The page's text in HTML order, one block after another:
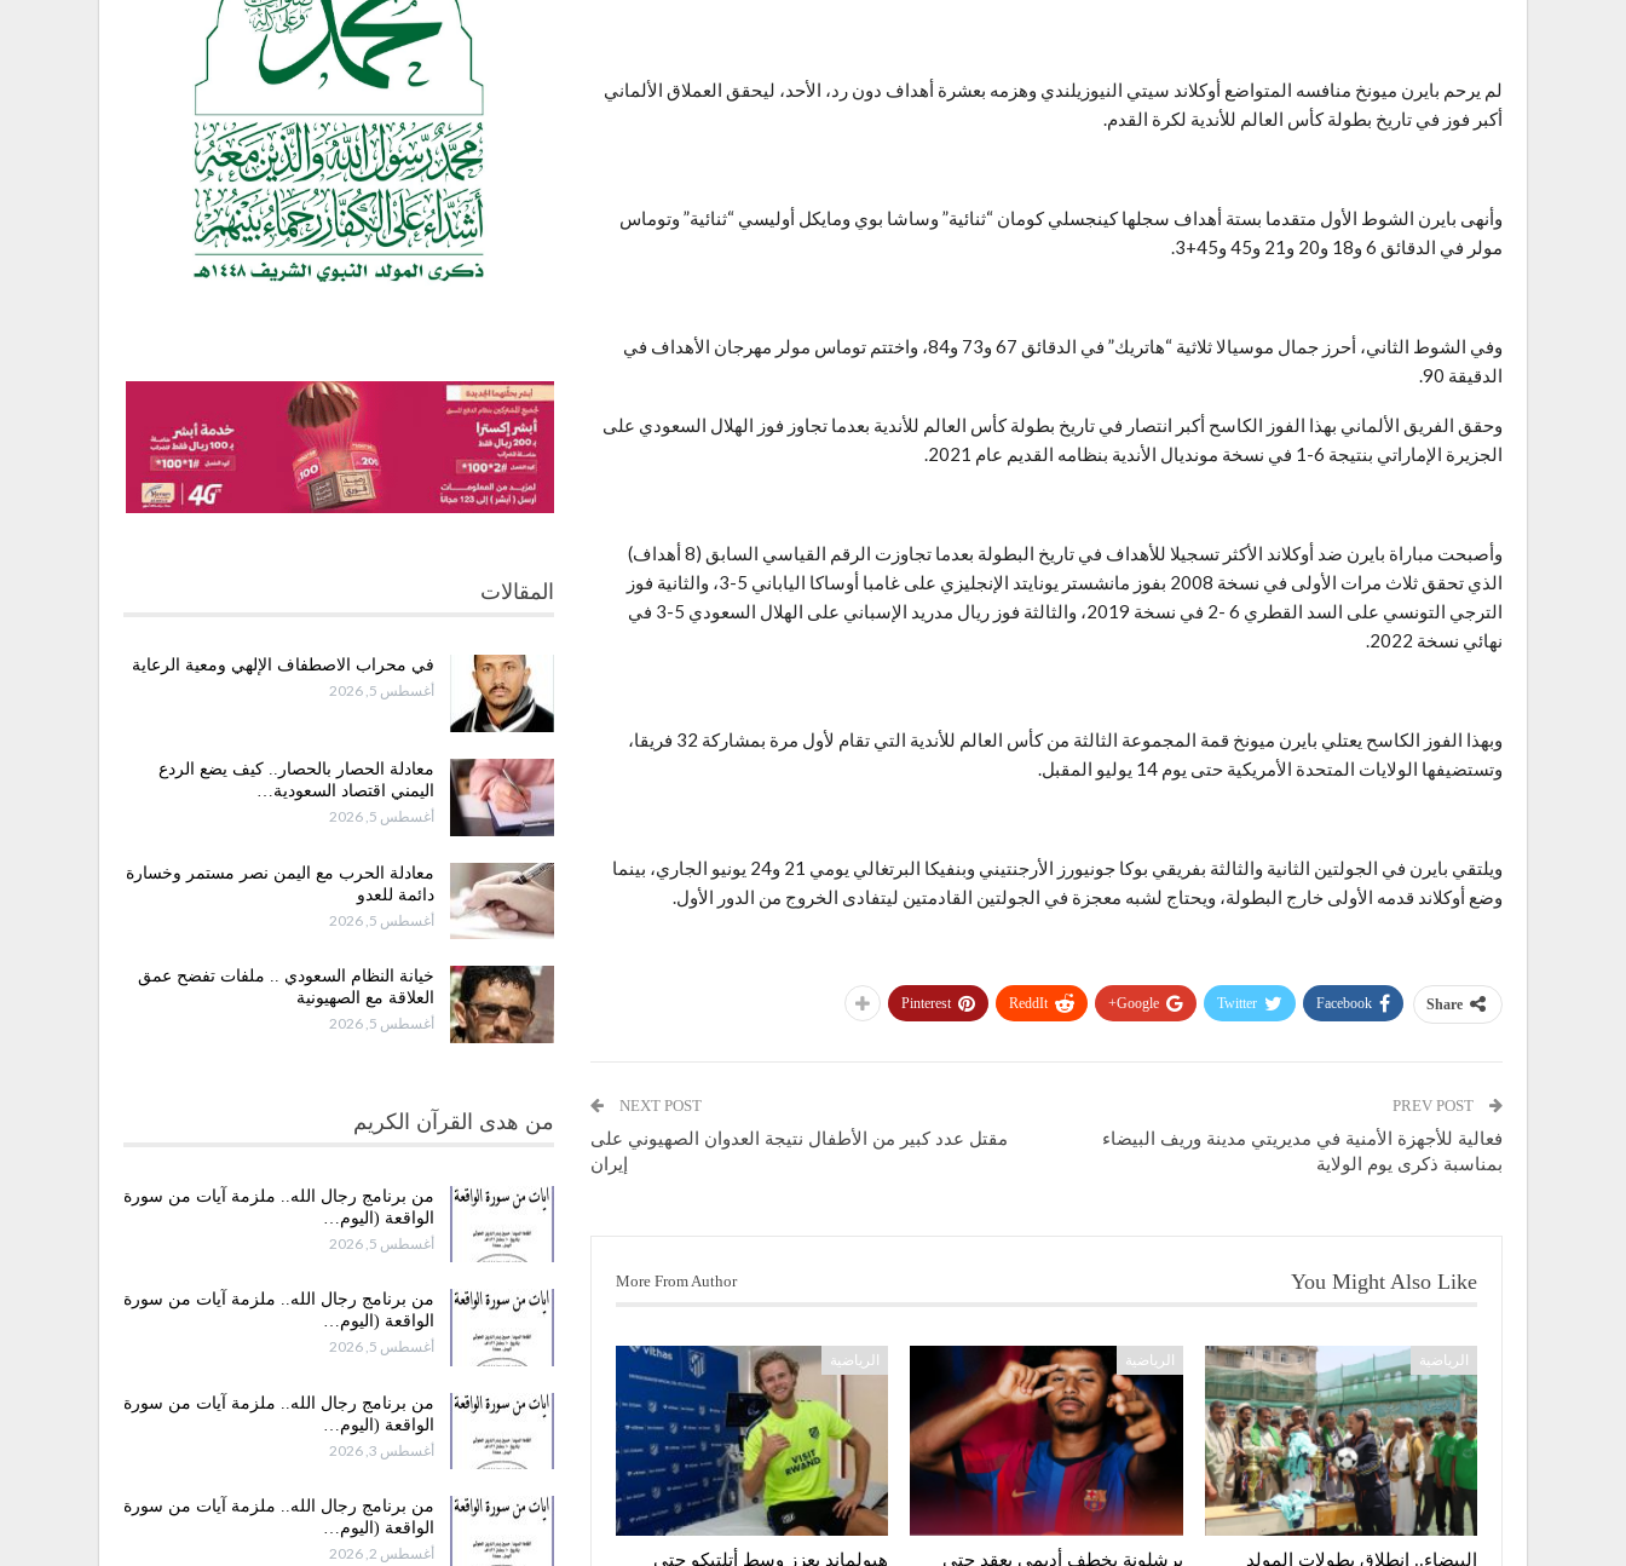
لم يرحم بايرن ميونخ منافسه المتواضع أوكلاند سيتي النيوزيلندي وهزمه بعشرة أهداف دون رد، الأحد، ليحقق العملاق الألماني
أكبر فوز في تاريخ بطولة كأس العالم للأندية لكرة القدم.
وأنهى بايرن الشوط الأول متقدما بستة أهداف سجلها كينجسلي كومان “ثنائية” وساشا بوي ومايكل أوليسي “ثنائية” وتوماس
مولر في الدقائق 6 و18 و20 و21 و45 و45+3.
وفي الشوط الثاني، أحرز جمال موسيالا ثلاثية “هاتريك” في الدقائق 67 و73 و84، واختتم توماس مولر مهرجان الأهداف في
الدقيقة 90.
وحقق الفريق الألماني بهذا الفوز الكاسح أكبر انتصار في تاريخ بطولة كأس العالم للأندية بعدما تجاوز فوز الهلال السعودي على
الجزيرة الإماراتي بنتيجة 6-1 في نسخة مونديال الأندية بنظامه القديم عام 2021.
وأصبحت مباراة بايرن ضد أوكلاند الأكثر تسجيلا للأهداف في تاريخ البطولة بعدما تجاوزت الرقم القياسي السابق (8 أهداف)
الذي تحقق ثلاث مرات الأولى في نسخة 2008 بفوز مانشستر يونايتد الإنجليزي على غامبا أوساكا الياباني 5-3، والثانية فوز
الترجي التونسي على السد القطري 6 -2 في نسخة 2019، والثالثة فوز ريال مدريد الإسباني على الهلال السعودي 5-3 في
نهائي نسخة 2022.
وبهذا الفوز الكاسح يعتلي بايرن ميونخ قمة المجموعة الثالثة من كأس العالم للأندية التي تقام لأول مرة بمشاركة 32 فريقا،
وتستضيفها الولايات المتحدة الأمريكية حتى يوم 14 يوليو المقبل.
ويلتقي بايرن في الجولتين الثانية والثالثة بفريقي بوكا جونيورز الأرجنتيني وبنفيكا البرتغالي يومي 21 و24 يونيو الجاري، بينما
وضع أوكلاند قدمه الأولى خارج البطولة، ويحتاج لشبه معجزة في الجولتين القادمتين ليتفادى الخروج من الدور الأول.
Share
Facebook
Twitter
Google+
ReddIt
Pinterest
فعالية للأجهزة الأمنية في مديريتي مدينة وريف البيضاء
بمناسبة ذكرى يوم الولاية
NEXT POST
مقتل عدد كبير من الأطفال نتيجة العدوان الصهيوني على
إيران
You Might Also Like
More From Author
الرياضية
البيضاء.. انطلاق بطولات المولد
الرياضية
برشلونة يخطف أديمي بعقد حتى
الرياضية
هيولماند يعزز وسط أتلتيكو حتى
المقالات
في محراب الاصطفاف الإلهي ومعية الرعاية
أغسطس 5, 2026
معادلة الحصار بالحصار.. كيف يضع الردع
اليمني اقتصاد السعودية…
أغسطس 5, 2026
معادلة الحرب مع اليمن نصر مستمر وخسارة
دائمة للعدو
أغسطس 5, 2026
خيانة النظام السعودي .. ملفات تفضح عمق
العلاقة مع الصهيونية
أغسطس 5, 2026
من هدى القرآن الكريم
من برنامج رجال الله.. ملزمة آيات من سورة
الواقعة (اليوم…
أغسطس 5, 2026
من برنامج رجال الله.. ملزمة آيات من سورة
الواقعة (اليوم…
أغسطس 5, 2026
من برنامج رجال الله.. ملزمة آيات من سورة
الواقعة (اليوم…
أغسطس 3, 2026
من برنامج رجال الله.. ملزمة آيات من سورة
الواقعة (اليوم…
أغسطس 2, 2026